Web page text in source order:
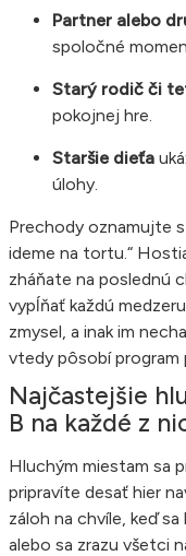
Partner alebo
spoločné
Starý rodič či
pokojnej hre.
Staršie dieťa
úlohy.
Prechody oznamujte
ideme na tortu.“
zháňate na poslednú
vypĺňať každú
zmysel, a inak im
vtedy pôsobí program
Najčastejšie
B na každé z
Hluchým miestam sa
pripravíte desať hier
záloh na chvíle, keď
alebo sa zrazu všetci